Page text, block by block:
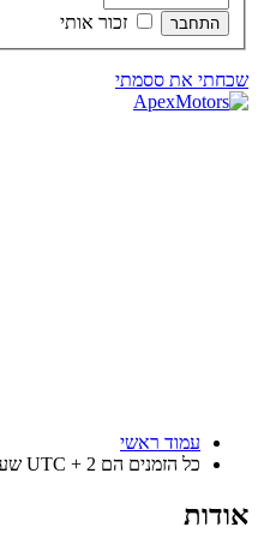
זכור אותי
שכחתי את ססמתי
עמוד ראשי
כל הזמנים הם UTC + 2 שעות [ שעון קיץ ]
אודות